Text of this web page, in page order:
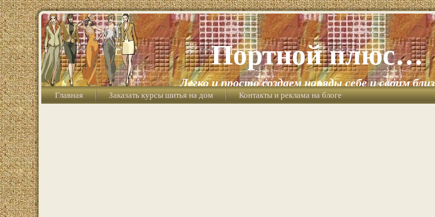
Портной плюс…
Легко и просто создаем наряды себе и своим
Главная Заказать курсы шитья на дом Контакты и реклама на блоге